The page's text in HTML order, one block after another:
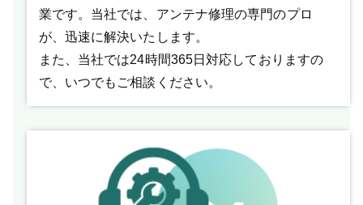
業です。当社では、アンテナ修理の専門のプロ
が、迅速に解決いたします。
また、当社では24時間365日対応しておりますの
で、いつでもご相談ください。